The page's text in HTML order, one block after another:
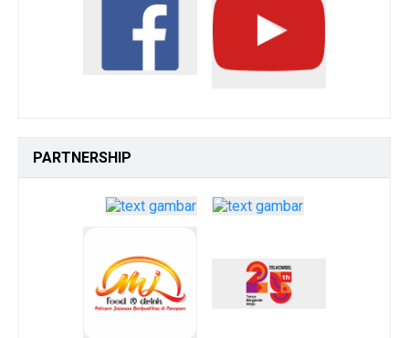
PARTNERSHIP